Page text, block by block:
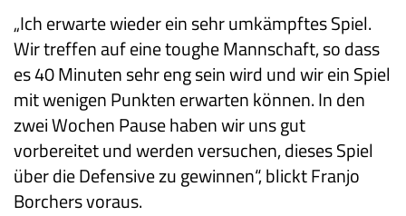
„Ich erwarte wieder ein sehr umkämpftes Spiel.
Wir treffen auf eine toughe Mannschaft, so dass
es 40 Minuten sehr eng sein wird und wir ein Spiel
mit wenigen Punkten erwarten können. In den
zwei Wochen Pause haben wir uns gut
vorbereitet und werden versuchen, dieses Spiel
über die Defensive zu gewinnen“, blickt Franjo
Borchers voraus.